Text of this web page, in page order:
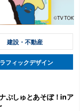
建設・不動産
フィックデザイン
ぷしゅとあそぼ！inア